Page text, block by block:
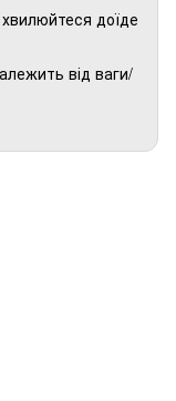
доїде
від ваги/